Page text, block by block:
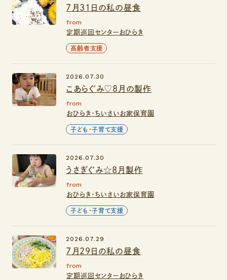
7月31日の私の昼食
from
定期巡回センターおひらき
高齢者支援
こあらぐみ♡８月の製作
2026.07.30
from
おひらき・ちいさいお家保育園
子ども・子育て支援
うさぎぐみ☆8月製作
2026.07.30
from
おひらき・ちいさいお家保育園
子ども・子育て支援
7月29日の私の昼食
2026.07.29
from
定期巡回センターおひらき